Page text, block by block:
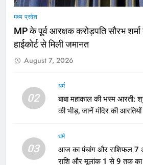
मध्य प्रदेश
MP के पूर्व आरक्षक करोड़पति सौरभ
हाईकोर्ट से मिली जमानत
August 7, 2026
02
धर्म
बाबा महाकाल की भस्म आरती:
की भीड़, जानें मंदिर की
03
धर्म
आज का पंचांग और राशिफल 7
राशि और मूलांक 1 से 9 तक का